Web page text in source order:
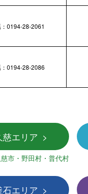
：0194-28-2061
：0194-28-2086
慈エリア
市・野田村・普代村
石エリア